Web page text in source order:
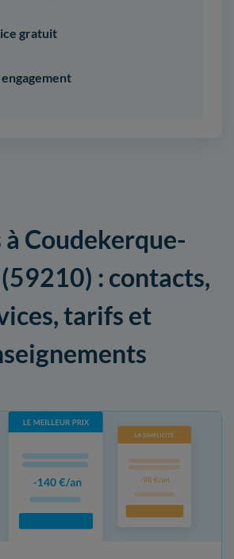
gratuit
engagement
à Coudekerque-
: contacts,
tarifs et